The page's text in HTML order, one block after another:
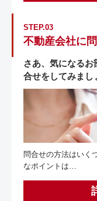
STEP.03
不動産会社に
さあ、気になるお
合せをしてみまし
問合せの方法はいく
なポイントは…